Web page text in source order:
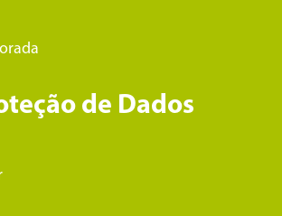
de Dados